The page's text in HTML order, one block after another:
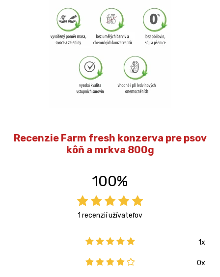
Recenzie Farm fresh konzerva pre psov
kôň a mrkva 800g
100%
1 recenzií užívateľov
1x
0x